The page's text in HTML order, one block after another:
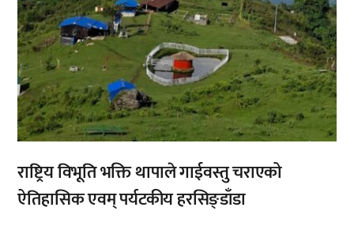
राष्ट्रिय विभूति भक्ति थापाले गाईवस्तु चराएको
ऐतिहासिक एवम् पर्यटकीय हरसिङ्डाँडा